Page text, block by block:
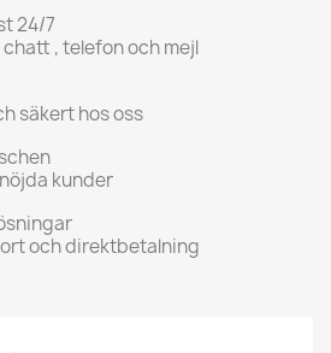
24/7
, telefon och mejl
säkert hos oss
kunder
och direktbetalning